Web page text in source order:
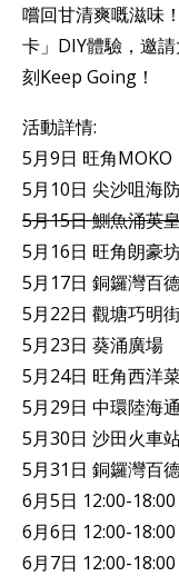
嚐回甘清爽嘅滋味
卡」DIY體驗，邀
刻Keep Going！
活動詳情:
5月9日 旺角MOKO
5月10日 尖沙咀海
5月15日 鰂魚涌英
5月16日 旺角朗豪
5月17日 銅鑼灣百
5月22日 觀塘巧明
5月23日 葵涌廣場
5月24日 旺角西洋
5月29日 中環陸海
5月30日 沙田火車
5月31日 銅鑼灣百
6月5日 12:00-
6月6日 12:00-
6月7日 12:00-